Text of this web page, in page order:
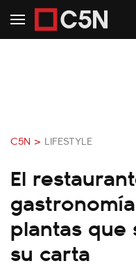
C5N > LIFESTYLE
El
plantas
su carta